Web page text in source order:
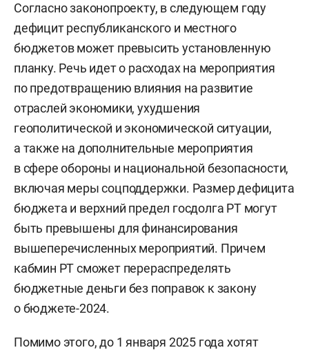
Согласно законопроекту, в следующем году
дефицит республиканского и местного
бюджетов может превысить установленную
планку. Речь идет о расходах на мероприятия
по предотвращению влияния на развитие
отраслей экономики, ухудшения
геополитической и экономической ситуации,
а также на дополнительные мероприятия
в сфере обороны и национальной безопасности,
включая меры соцподдержки. Размер дефицита
бюджета и верхний предел госдолга РТ могут
быть превышены для финансирования
вышеперечисленных мероприятий. Причем
кабмин РТ сможет перераспределять
бюджетные деньги без поправок к закону
о бюджете-2024.
Помимо этого, до 1 января 2025 года хотят